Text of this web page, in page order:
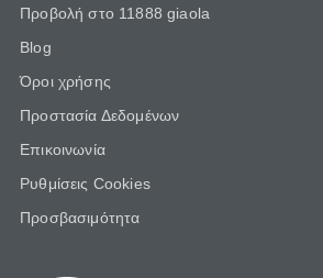
Προβολή στο 11888 giaola
Blog
Όροι χρήσης
Προστασία Δεδομένων
Επικοινωνία
Ρυθμίσεις Cookies
Προσβασιμότητα